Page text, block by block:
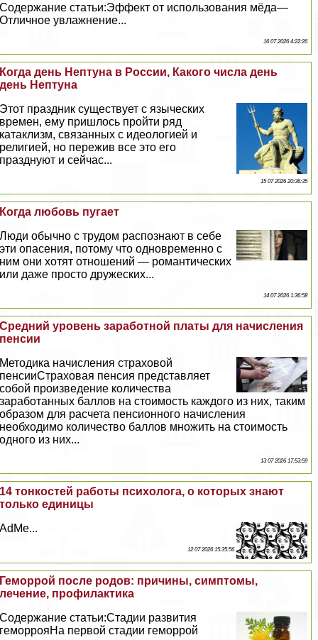
Содержание статьи:Эффект от использования мёда—
Отличное увлажнение...
16 07 2026 4:22:26
Когда день Нептуна в России, Какого числа день
день Нептуна
Этот праздник существует с языческих
времен, ему пришлось пройти ряд
катаклизм, связанных с идеологией и
религией, но пережив все это его
празднуют и сейчас...
15 07 2026 20:36:35
Когда любовь пугает
Люди обычно с трудом распознают в себе
эти опасения, потому что одновременно с
ним они хотят отношений — романтических
или даже просто дружеских...
14 07 2026 1:36:58
Средний уровень заработной платы для начисления
пенсии
Методика начисления страховой
пенсииСтраховая пенсия представляет
собой произведение количества
заработанных баллов на стоимость каждого из них, таким
образом для расчета пенсионного начисления
необходимо количество баллов множить на стоимость
одного из них...
13 07 2026 17:53:59
14 тонкостей работы психолога, о которых знают
только единицы
AdMe...
12 07 2026 15:35:56
Геморрой после родов: причины, симптомы,
лечение, профилактика
Содержание статьи:Стадии развития
геморрояНа первой стадии геморрой